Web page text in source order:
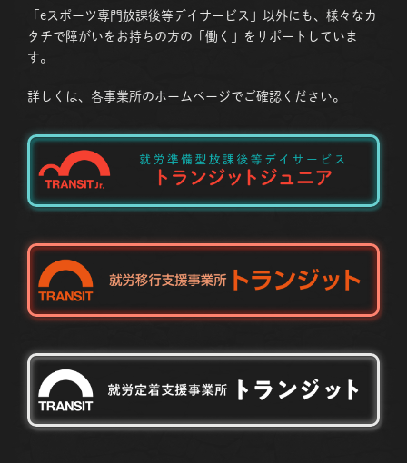
「eスポーツ専門放課後等デイサービス」以外にも、様々なカ
タチで障がいをお持ちの方の「働く」をサポートしていま
す。
詳しくは、各事業所のホームページでご確認ください。